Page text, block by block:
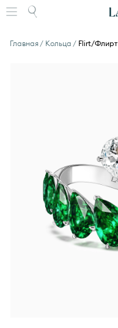
Главная Кольца Flirt/Флирт